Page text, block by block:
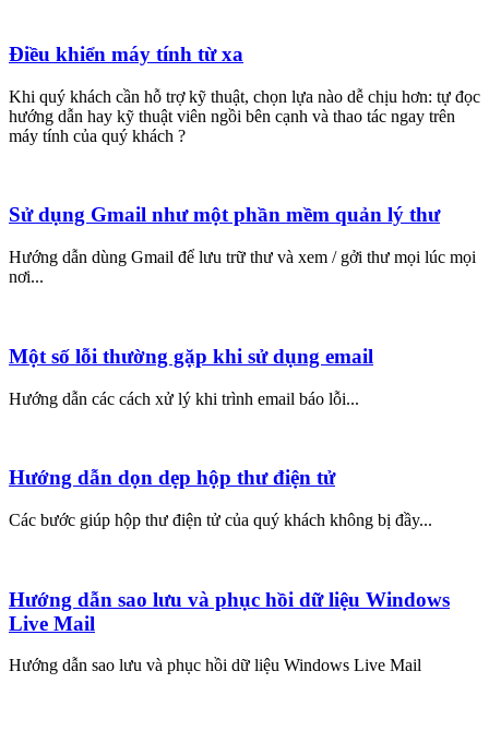
Điều khiển máy tính từ xa
Khi quý khách cần hỗ trợ kỹ thuật, chọn lựa nào dễ chịu hơn: tự đọc
hướng dẫn hay kỹ thuật viên ngồi bên cạnh và thao tác ngay trên
máy tính của quý khách ?
Sử dụng Gmail như một phần mềm quản lý thư
Hướng dẫn dùng Gmail để lưu trữ thư và xem / gởi thư mọi lúc mọi
nơi...
Một số lỗi thường gặp khi sử dụng email
Hướng dẫn các cách xử lý khi trình email báo lỗi...
Hướng dẫn dọn dẹp hộp thư điện tử
Các bước giúp hộp thư điện tử của quý khách không bị đầy...
Hướng dẫn sao lưu và phục hồi dữ liệu Windows
Live Mail
Hướng dẫn sao lưu và phục hồi dữ liệu Windows Live Mail